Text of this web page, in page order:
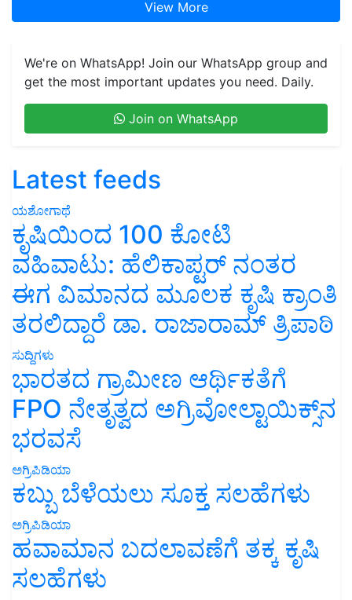
View More
We're on WhatsApp! Join our WhatsApp group and
get the most important updates you need. Daily.
Join on WhatsApp
Latest feeds
ಯಶೋಗಾಥೆ
ಕೃಷಿಯಿಂದ 100 ಕೋಟಿ
ವಹಿವಾಟು: ಹೆಲಿಕಾಪ್ಟರ್ ನಂತರ
ಈಗ ವಿಮಾನದ ಮೂಲಕ ಕೃಷಿ ಕ್ರಾಂತಿ
ತರಲಿದ್ದಾರೆ ಡಾ. ರಾಜಾರಾಮ್ ತ್ರಿಪಾಠಿ
ಸುದ್ದಿಗಳು
ಭಾರತದ ಗ್ರಾಮೀಣ ಆರ್ಥಿಕತೆಗೆ
FPO ನೇತೃತ್ವದ ಅಗ್ರಿವೋಲ್ಟಾಯಿಕ್ಸ್‌ನ
ಭರವಸೆ
ಅಗ್ರಿಪಿಡಿಯಾ
ಕಬ್ಬು ಬೆಳೆಯಲು ಸೂಕ್ತ ಸಲಹೆಗಳು
ಅಗ್ರಿಪಿಡಿಯಾ
ಹವಾಮಾನ ಬದಲಾವಣೆಗೆ ತಕ್ಕ ಕೃಷಿ
ಸಲಹೆಗಳು